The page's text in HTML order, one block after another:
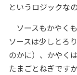
というロジックな
ソースもかやく
ソースは少しとろ
のかに）、かやく
たまごとねぎです